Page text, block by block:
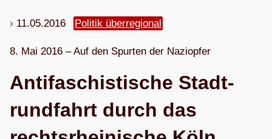
11.05.2016 Politik überregional
8. Mai 2016 – Auf den Spur­ten der Naziopfer
Anti­fa­schis­ti­sche Stadt­
rund­fahrt durch das